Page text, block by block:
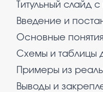
Титульный слайд
Введение и
Основные
Схемы и таблицы
Примеры из
Выводы и